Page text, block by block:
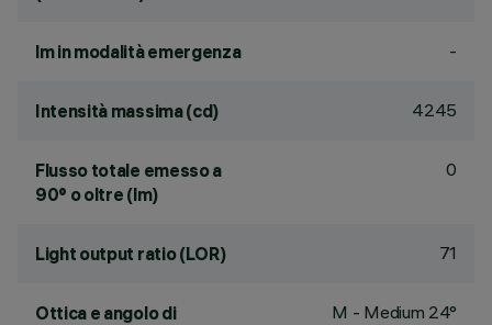
lm in modalità emergenza -
Intensità massima (cd) 4245
Flusso totale emesso a
90° o oltre (lm)
0
Light output ratio (LOR) 71
Ottica e angolo di
M - Medium 24°